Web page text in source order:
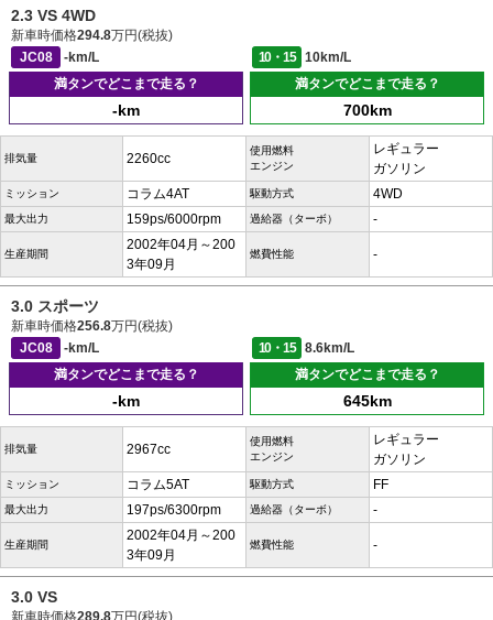
2.3 VS 4WD
新車時価格294.8万円(税抜)
JC08
-km/L 10・15
10km/L
満タンでどこまで走る？
-km
満タンでどこまで走る？
700km
排気量 2260cc
使用燃料
エンジン
レギュラー
ガソリン
ミッション コラム4AT 駆動方式 4WD
最大出力 159ps/6000rpm 過給器（ターボ） -
生産期間
2002年04月～200
3年09月
燃費性能 -
3.0 スポーツ
新車時価格256.8万円(税抜)
JC08
-km/L 10・15
8.6km/L
満タンでどこまで走る？
-km
満タンでどこまで走る？
645km
排気量 2967cc
使用燃料
エンジン
レギュラー
ガソリン
ミッション コラム5AT 駆動方式 FF
最大出力 197ps/6300rpm 過給器（ターボ） -
生産期間
2002年04月～200
3年09月
燃費性能 -
3.0 VS